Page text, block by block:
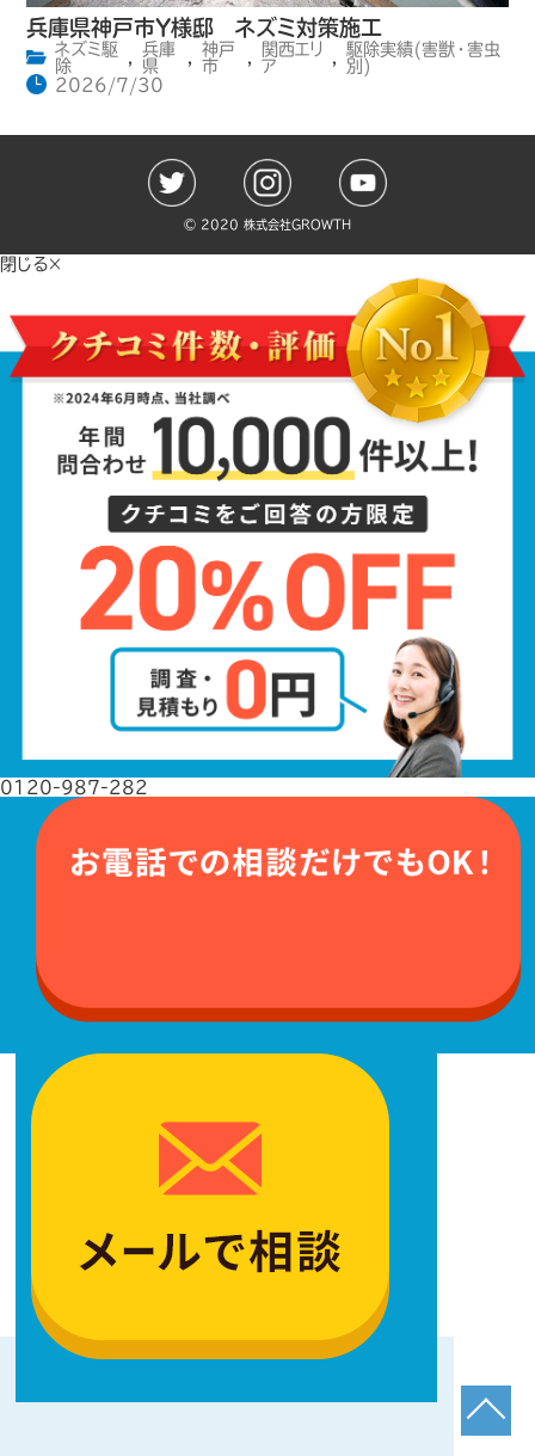
兵庫県神戸市Y様邸 ネズミ対策施工
ネズミ駆
除
,
兵庫
県
,
神戸
市
,
関西エリ
ア
,
駆除実績(害獣・害虫
別)
2026/7/30
©️ 2020 株式会社GROWTH
閉じる×
0120-987-282